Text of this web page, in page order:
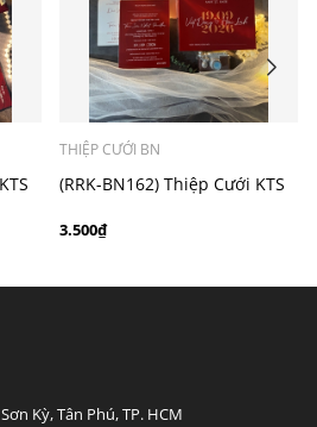
bao gồm bản đồ, quý khách
có mức phí 300 - 500 đồng 1
THIỆP CƯỚI BN
(RRK-BN162) Thiệp Cưới KTS
3.500₫
Kỳ, Tân Phú, TP. HCM